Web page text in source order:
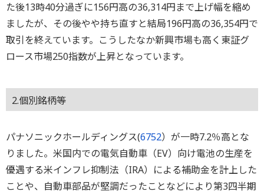
た後13時40分過ぎに156円高の36,314円まで上げ幅を縮め
ましたが、その後やや持ち直すと結局196円高の36,354円で
取引を終えています。こうしたなか新興市場も高く東証グ
ロース市場250指数が上昇となっています。
2.個別銘柄等
パナソニックホールディングス(6752）が一時7.2％高とな
りました。米国内での電気自動車（EV）向け電池の生産を
優遇する米インフレ抑制法（IRA）による補助金を計上した
ことや、自動車部品が堅調だったことなどにより第3四半期